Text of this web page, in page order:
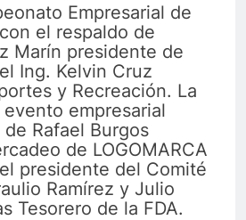
Empresarial de
el respaldo de
Marín presidente de
Ing. Kelvin Cruz
y Recreación. La
empresarial
Rafael Burgos
de LOGOMARCA
presidente del Comité
Ramírez y Julio
Tesorero de la FDA.